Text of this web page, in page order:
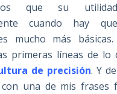
que su
cuando hay
mucho más
primeras líneas de lo
de precisión. Y
una de mis frases